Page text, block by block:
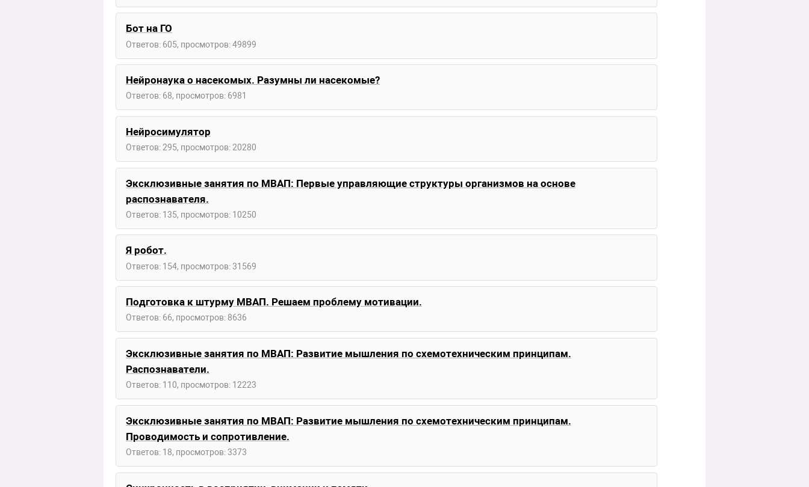
Бот на ГО
Ответов: 605, просмотров: 49899
Нейронаука о насекомых. Разумны ли насекомые?
Ответов: 68, просмотров: 6981
Нейросимулятор
Ответов: 295, просмотров: 20280
Эксклюзивные занятия по МВАП: Первые управляющие структуры организмов на основе
распознавателя.
Ответов: 135, просмотров: 10250
Я робот.
Ответов: 154, просмотров: 31569
Подготовка к штурму МВАП. Решаем проблему мотивации.
Ответов: 66, просмотров: 8636
Эксклюзивные занятия по МВАП: Развитие мышления по схемотехническим принципам.
Распознаватели.
Ответов: 110, просмотров: 12223
Эксклюзивные занятия по МВАП: Развитие мышления по схемотехническим принципам.
Проводимость и сопротивление.
Ответов: 18, просмотров: 3373